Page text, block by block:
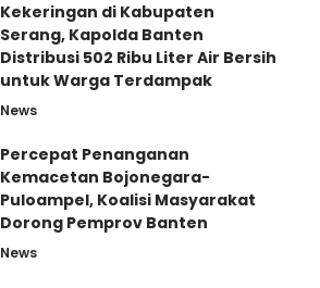
Kekeringan di Kabupaten
Serang, Kapolda Banten
Distribusi 502 Ribu Liter Air Bersih
untuk Warga Terdampak
News
Percepat Penanganan
Kemacetan Bojonegara-
Puloampel, Koalisi Masyarakat
Dorong Pemprov Banten
News